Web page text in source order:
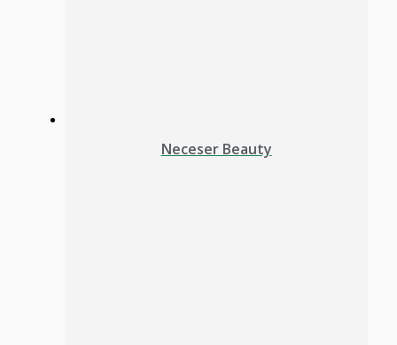
Neceser Beauty